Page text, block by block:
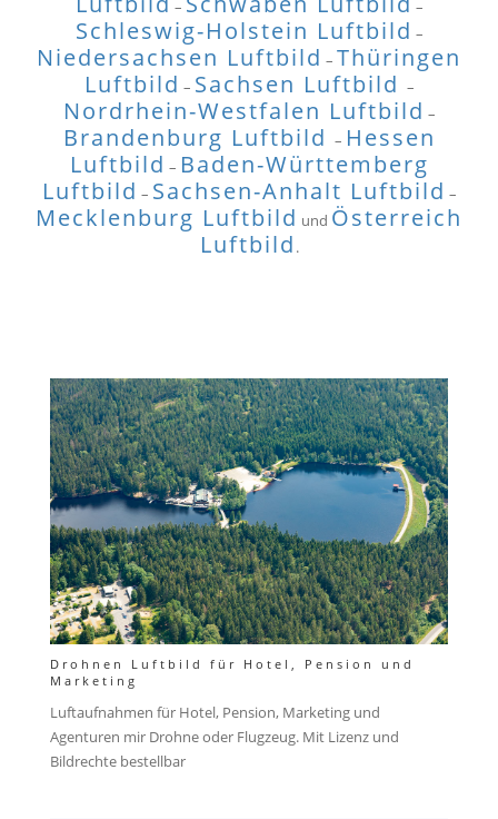
– –
Schleswig-Holstein Luftbild –
Niedersachsen Luftbild – Thüringen
Luftbild – Sachsen Luftbild –
Nordrhein-Westfalen Luftbild –
Brandenburg Luftbild – Hessen
Luftbild – Baden-Württemberg
Luftbild – Sachsen-Anhalt Luftbild –
Mecklenburg Luftbild und Österreich
Luftbild .
Drohnen Luftbild für Hotel, Pension und
Marketing
Luftaufnahmen für Hotel, Pension, Marketing und
Agenturen mir Drohne oder Flugzeug. Mit Lizenz und
Bildrechte bestellbar